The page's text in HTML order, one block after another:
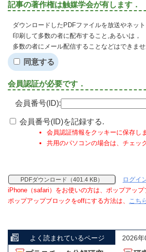
記事の著作権は触媒学会が有します．
ダウンロードしたPDFファイルを放送やネッ
印刷して多数の者に配布すること,あるいは，
多数の者にメール配信することなどはできませ
同意する
会員認証が必要です．
会員番号(ID):
会員番号(ID)を記録する.
会員認証情報をクッキーに保存し
共用のパソコンの場合は、チェッ
PDFダウンロード（401.4 KB）
ログイ
iPhone（safari）をお使いの方は、ポップアッ
ポップアップブロックをoffにする方法は、 こち
よく読まれているページ 2026